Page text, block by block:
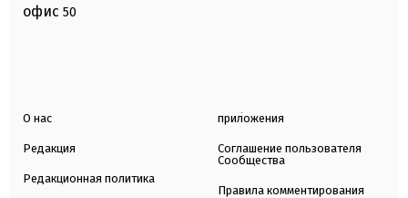
офис 50
О нас
Редакция
Редакционная политика
приложения
Соглашение пользователя
Сообщества
Правила комментирования